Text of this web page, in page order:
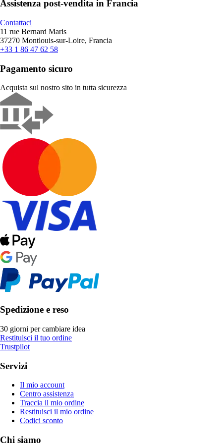
Assistenza post-vendita in Francia
Contattaci
11 rue Bernard Maris
37270 Montlouis-sur-Loire, Francia
+33 1 86 47 62 58
Pagamento sicuro
Acquista sul nostro sito in tutta sicurezza
Spedizione e reso
30 giorni per cambiare idea
Restituisci il tuo ordine
Trustpilot
Servizi
Il mio account
Centro assistenza
Traccia il mio ordine
Restituisci il mio ordine
Codici sconto
Chi siamo